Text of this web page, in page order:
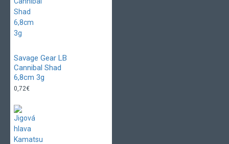
Savage Gear LB
Cannibal Shad
6,8cm 3g
0,72€